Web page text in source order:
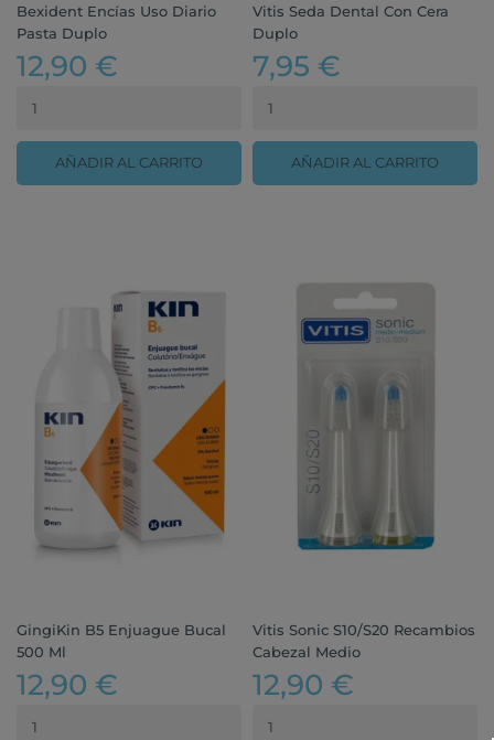
Bexident Encías Uso Diario
Pasta Duplo
12,90 €
AÑADIR AL CARRITO
Vitis Seda Dental Con Cera
Duplo
7,95 €
AÑADIR AL CARRITO
GingiKin B5 Enjuague Bucal
500 Ml
12,90 €
Vitis Sonic S10/S20 Recambios
Cabezal Medio
12,90 €